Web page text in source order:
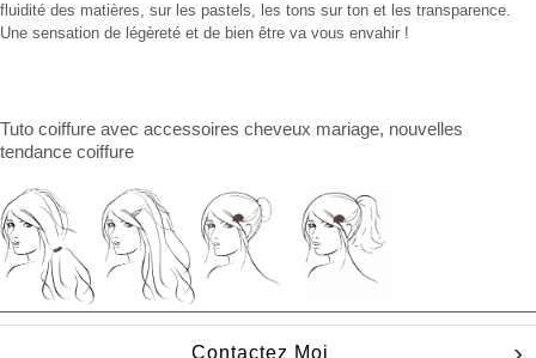
fluidité des matières, sur les pastels, les tons sur ton et les transparence.
Une sensation de légèreté et de bien être va vous envahir !
Tuto coiffure avec accessoires cheveux mariage, nouvelles
tendance coiffure
Contactez Moi